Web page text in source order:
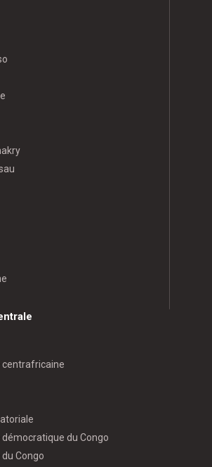
centrafricaine
démocratique du Congo
Congo